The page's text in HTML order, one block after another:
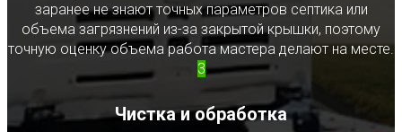
заранее не знают точных параметров септика или
объема загрязнений из-за закрытой крышки, поэтому
точную оценку объема работа мастера делают на месте.
3
Чистка и обработка